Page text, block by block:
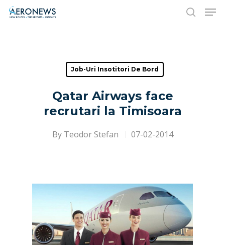
Hit enter to search or ESC to close
Job-Uri Insotitori De Bord
Qatar Airways face
recrutari la Timisoara
By Teodor Stefan 07-02-2014